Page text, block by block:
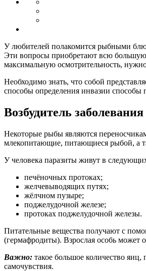
У любителей полакомится рыбными
Эти вопросы приобретают всю большую
максимальную осмотрительность,
Необходимо знать, что собой
способы определения инвазии способы
Возбудитель заболевания
Некоторые рыбы являются
млекопитающие, питающиеся рыбой, а
У человека паразиты живут в
печёночных протоках;
желчевыводящих путях;
жёлчном пузыре;
поджелудочной железе;
протоках поджелудочной железы.
Питательные вещества получают с
(гермафродиты). Взрослая особь может
Важно: такое большое количество
самочувствия.